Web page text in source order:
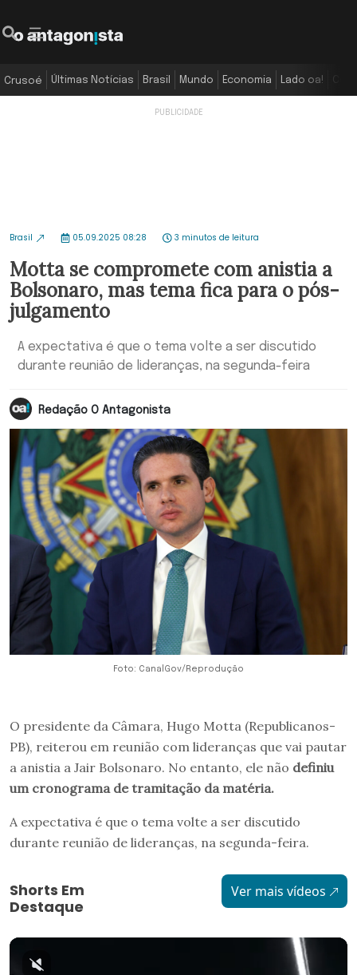
Crusoé Últimas Notícias Brasil Mundo Economia Lado oa!
Brasil 05.09.2025 08:28 3 minutos de leitura
Motta se compromete com anistia a
Bolsonaro, mas tema fica para o pós-
julgamento
A expectativa é que o tema volte a ser discutido
durante reunião de lideranças, na segunda-feira
Redação O Antagonista
Foto: CanalGov/Reprodução
O presidente da Câmara, Hugo Motta (Republicanos-
PB), reiterou em reunião com lideranças que vai pautar
a anistia a Jair Bolsonaro. No entanto, ele não definiu
um cronograma de tramitação da matéria.
A expectativa é que o tema volte a ser discutido
durante reunião de lideranças, na segunda-feira.
Shorts Em
Destaque
Ver mais vídeos